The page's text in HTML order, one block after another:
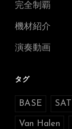
完全制覇
機材紹介
演奏動画
タグ
BASE
Van Halen